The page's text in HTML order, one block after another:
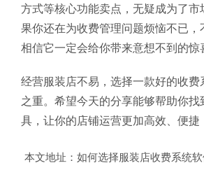
方式等核心功能卖点，无疑成为了市
果你还在为收费管理问题烦恼不已，
相信它一定会给你带来意想不到的惊
经营服装店不易，选择一款好的收费
之重。希望今天的分享能够帮助你找
具，让你的店铺运营更加高效、便捷
本文地址： 如何选择服装店收费系统